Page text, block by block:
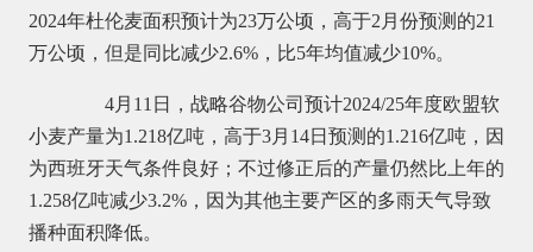
2024年杜伦麦面积预计为23万公顷，高于2月份预测的21
万公顷，但是同比减少2.6%，比5年均值减少10%。
4月11日，战略谷物公司预计2024/25年度欧盟软
小麦产量为1.218亿吨，高于3月14日预测的1.216亿吨，因
为西班牙天气条件良好；不过修正后的产量仍然比上年的
1.258亿吨减少3.2%，因为其他主要产区的多雨天气导致
播种面积降低。